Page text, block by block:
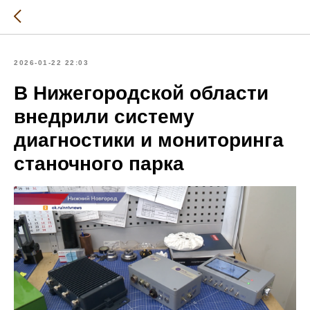
2026-01-22 22:03
В Нижегородской области
внедрили систему
диагностики и мониторинга
станочного парка